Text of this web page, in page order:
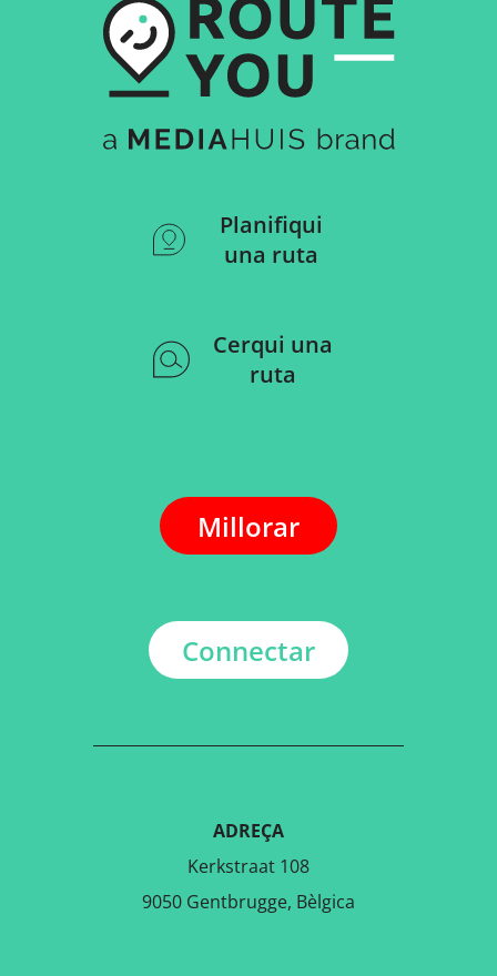
Planifiqui
una ruta
Cerqui una
ruta
Millorar
Connectar
ADREÇA
Kerkstraat 108
9050 Gentbrugge, Bèlgica